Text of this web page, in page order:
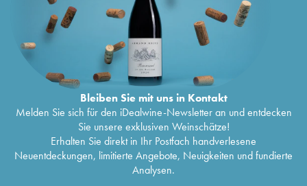
Bleiben Sie mit uns in Kontakt
Melden Sie sich für den iDealwine-Newsletter an und entdecken
Sie unsere exklusiven Weinschätze!
Erhalten Sie direkt in Ihr Postfach handverlesene
Neuentdeckungen, limitierte Angebote, Neuigkeiten und fundierte
Analysen.